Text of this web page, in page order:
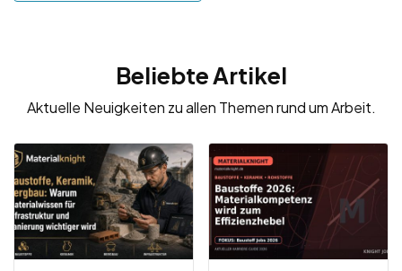
Beliebte Artikel
Aktuelle Neuigkeiten zu allen Themen rund um Arbeit.